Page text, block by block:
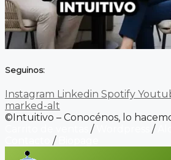
Seguinos:
Instagram Linkedin Spotify
marked-alt
©Intuitivo – Conocénos, lo
/ /
/